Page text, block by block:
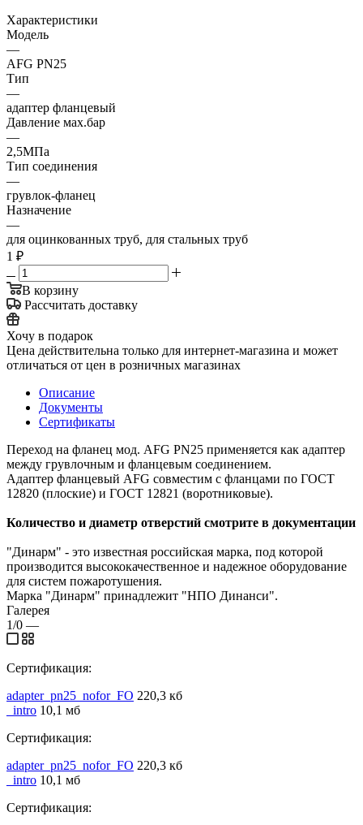
Характеристики
Модель
—
AFG PN25
Тип
—
адаптер фланцевый
Давление мах.бар
—
2,5МПа
Тип соединения
—
грувлок-фланец
Назначение
—
для оцинкованных труб, для стальных труб
1 ₽
В корзину
Рассчитать доставку
Хочу в подарок
Цена действительна только для интернет-магазина и может
отличаться от цен в розничных магазинах
Описание
Документы
Сертификаты
Переход на фланец мод. AFG PN25 применяется как адаптер
между грувлочным и фланцевым соединением.
Адаптер фланцевый AFG совместим с фланцами по ГОСТ
12820 (плоские) и ГОСТ 12821 (воротниковые).
Количество и диаметр отверстий смотрите в документации
"Динарм" - это известная российская марка, под которой
производится высококачественное и надежное оборудование
для систем пожаротушения.
Марка "Динарм" принадлежит "НПО Динанси".
Галерея
1/0 —
Сертификация:
adapter_pn25_nofor_FO 220,3 кб
_intro 10,1 мб
Сертификация:
adapter_pn25_nofor_FO 220,3 кб
_intro 10,1 мб
Сертификация: